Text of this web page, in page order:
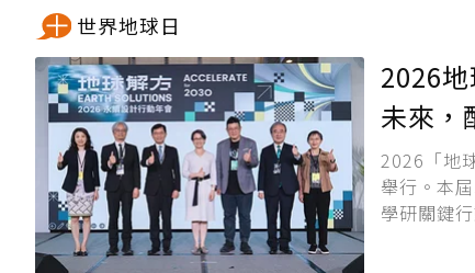
世界地球日
2026
未來，
2026「地
舉行。本
學研關鍵